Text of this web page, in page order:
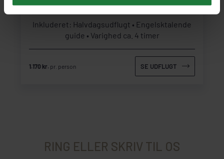
Varighed: Ca. 4 timer
Inkluderet: Halvdagsudflugt
Engelsktalende
guide
Varighed ca. 4 timer
1.170 kr. pr. person SE UDFLUGT
RING ELLER SKRIV TIL OS